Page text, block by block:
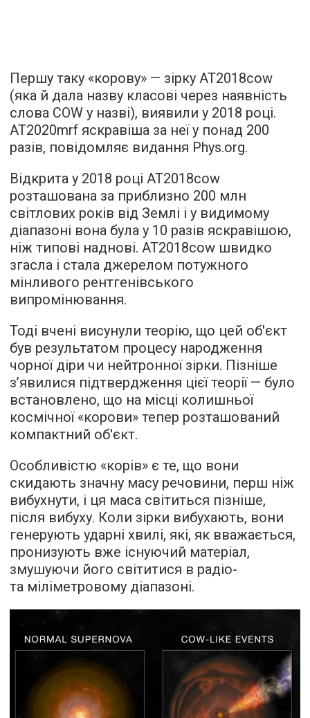
Першу таку «корову» — зірку AT2018cow
(яка й дала назву класові через наявність
слова COW у назві), виявили у 2018 році.
AT2020mrf яскравіша за неї у понад 200
разів, повідомляє видання Phys.org.
Відкрита у 2018 році AT2018cow
розташована за приблизно 200 млн
світлових років від Землі і у видимому
діапазоні вона була у 10 разів яскравішою,
ніж типові наднові. AT2018cow швидко
згасла і стала джерелом потужного
мінливого рентгенівського
випромінювання.
Тоді вчені висунули теорію, що цей об'єкт
був результатом процесу народження
чорної діри чи нейтронної зірки. Пізніше
з’явилися підтвердження цієї теорії — було
встановлено, що на місці колишньої
космічної «корови» тепер розташований
компактний об'єкт.
Особливістю «корів» є те, що вони
скидають значну масу речовини, перш ніж
вибухнути, і ця маса світиться пізніше,
після вибуху. Коли зірки вибухають, вони
генерують ударні хвилі, які, як вважається,
пронизують вже існуючий матеріал,
змушуючи його світитися в радіо-
та міліметровому діапазоні.